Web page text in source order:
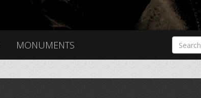
MONUMENTS
Search
form
Search